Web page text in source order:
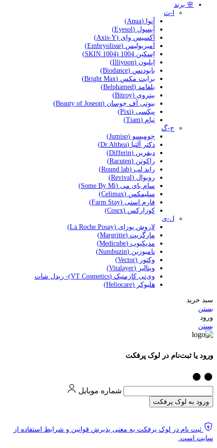
🌸 برند
ا-ث
آنوا (Anua)
آیسول (Eyesol)
اَکسیس وای (Axis-Y)
اَمبریولیس (Embryolisse)
اِسکین 1004 (SKIN 1004)
ایلیون (Illiyoon)
بایودنس (Biodance)
برایت مکس (Bright Max)
بلفامد (Belphamed)
بیتروی (Bitroy)
بیوتی آف جوسان (Beauty of Joseon)
پیکسی (Pixi)
تیام (Tiam)
ج-گ
جومیسو (Jumiso)
دکتر آلتیا (Dr.Althea)
دیفرین (Differin)
راکوتن (Racuten)
راند لب (Round lab)
رویوال (Revival)
سام بای می (Some By Mi)
سلیمکس (Celimax)
فارم استی (Farm Stay)
کوزارکس (Cosrx)
ل-ی
لاروش پوزای (La Roche Posay)
مارگریت (Margritte)
مدیکیوب (Medicube)
نامبوزین (Numbuzin)
وکتور (Vector)
ویتالیر (Vitalayer)
وی‌تی کازمتیک (VT Cosmetics)- ریدل شات
هلیوکر (Heliocare)
سبد خرید
بستن
ورود
بستن
ورود یا ثبت‌نام در لوک پرفکت
شماره موبایل
ورود به لوک پرفکت
ثبت نام در لوک پرفکت به معنی پذیرش قوانین و شرایط استفاده از
سایت است.